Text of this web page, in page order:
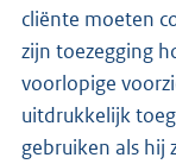
cliënte moeten
zijn toezegging
voorlopige
uitdrukkelijk
gebruiken als hij